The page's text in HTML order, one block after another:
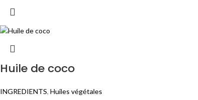
Huile de coco
INGREDIENTS, Huiles végétales